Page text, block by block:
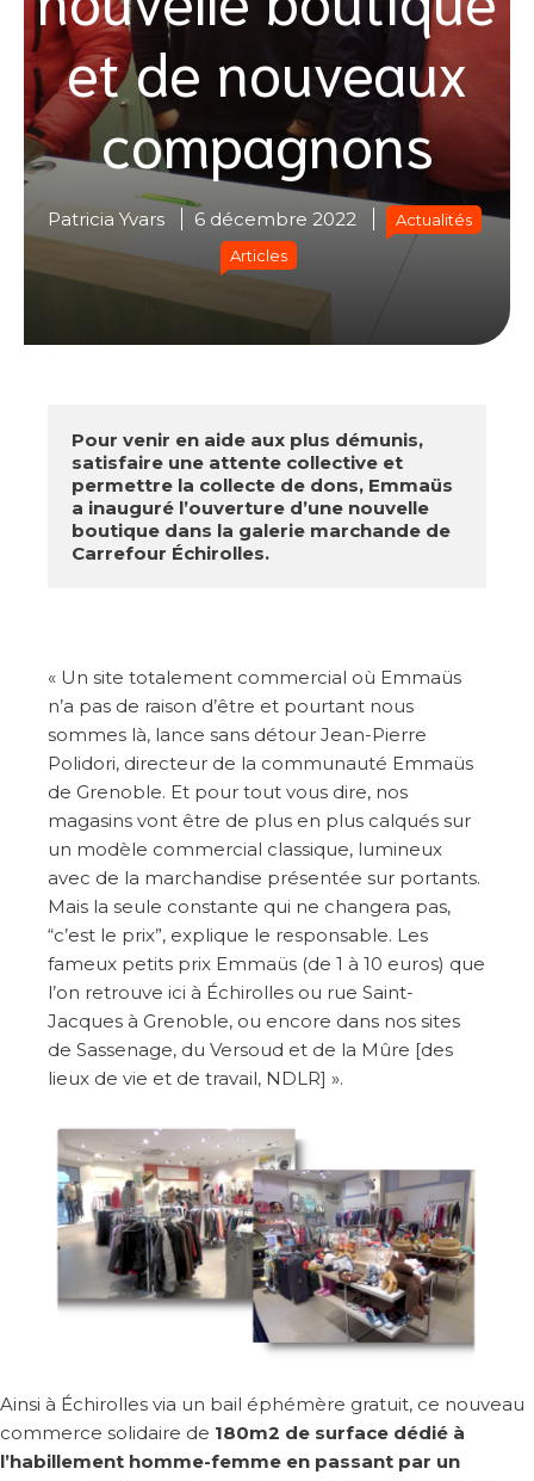
et de nouveaux
compagnons
Patricia Yvars 6 décembre 2022
Actualités
Articles
Pour venir en aide aux plus démunis,
satisfaire une attente collective et
permettre la collecte de dons, Emmaüs
a inauguré l’ouverture d’une nouvelle
boutique dans la galerie marchande de
Carrefour Échirolles.
« Un site totalement commercial où Emmaüs
n’a pas de raison d’être et pourtant nous
sommes là, lance sans détour Jean-Pierre
Polidori, directeur de la communauté Emmaüs
de Grenoble. Et pour tout vous dire, nos
magasins vont être de plus en plus calqués sur
un modèle commercial classique, lumineux
avec de la marchandise présentée sur portants.
Mais la seule constante qui ne changera pas,
“c’est le prix”, explique le responsable. Les
fameux petits prix Emmaüs (de 1 à 10 euros) que
l’on retrouve ici à Échirolles ou rue Saint-
Jacques à Grenoble, ou encore dans nos sites
de Sassenage, du Versoud et de la Mûre [des
lieux de vie et de travail, NDLR] ».
Ainsi à Échirolles via un bail éphémère gratuit, ce nouveau
commerce solidaire de 180m2 de surface dédié à
l’habillement homme-femme en passant par un